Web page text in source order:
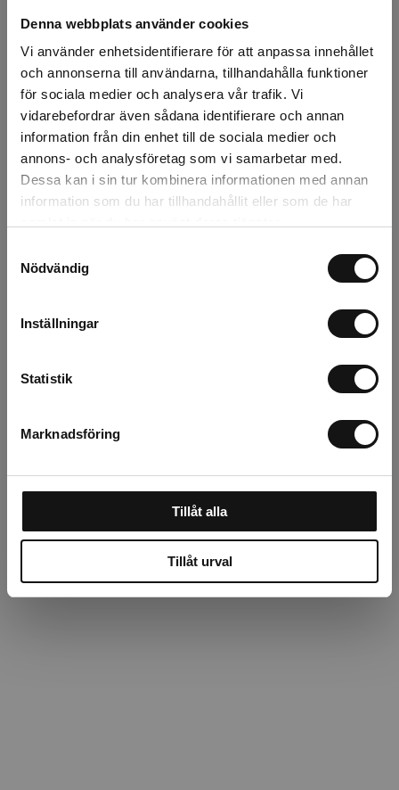
Denna webbplats använder cookies
Vi använder enhetsidentifierare för att anpassa innehållet
och annonserna till användarna, tillhandahålla funktioner
för sociala medier och analysera vår trafik. Vi
vidarebefordrar även sådana identifierare och annan
information från din enhet till de sociala medier och
annons- och analysföretag som vi samarbetar med.
Dessa kan i sin tur kombinera informationen med annan
information som du har tillhandahållit eller som de har
Nödvändig
Inställningar
Statistik
Marknadsföring
Tillåt alla
Tillåt urval
Snabba leveranser
Kvalitetsprodukter
Över 30 år i branschen!
Lagerstatus
5 st
Beskrivning
Recensioner